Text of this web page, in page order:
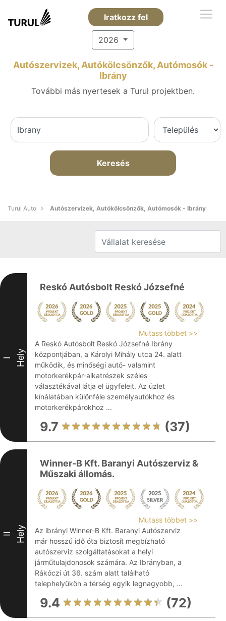
Iratkozz fel
2026
Autószervizek, Autókölcsönzők, Autómosók -
Ibrány
További más nyertesek a Turul projektben.
Keresés
Turul Auto Autószervizek, Autókölcsönzők, Autómosók - Ibrány
I Hely
Reskó Autósbolt Reskó Józsefné
Mutass többet >>
A Reskó Autósbolt Reskó Józsefné Ibrány
központjában, a Károlyi Mihály utca 24. alatt
működik, és minőségi autó- valamint
motorkerékpár-alkatrészek széles
választékával látja el ügyfeleit. Az üzlet
kínálatában különféle személyautókhoz és
motorkerékpárokhoz ...
9.7 (37)
II Hely
Winner-B Kft. Baranyi Autószerviz &
Műszaki állomás.
Mutass többet >>
Az ibrányi Winner-B Kft. Baranyi Autószerviz
már hosszú idő óta biztosít megbízható
autószerviz szolgáltatásokat a helyi
járműtulajdonosok számára. Az Ibrányban, a
Rákóczi út 36. szám alatt található
telephelyükön a térség egyik legnagyobb, ...
9.4 (72)